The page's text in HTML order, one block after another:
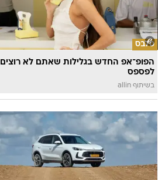
סלבס
הפופ־אפ החדש בגלילות שאתם לא רוצים
לפספס
בשיתוף allin